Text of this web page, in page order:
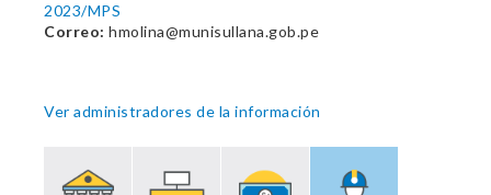
2023/MPS
Correo: hmolina@munisullana.gob.pe
Ver administradores de la información